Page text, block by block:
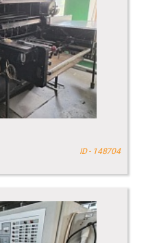
ID - 148704